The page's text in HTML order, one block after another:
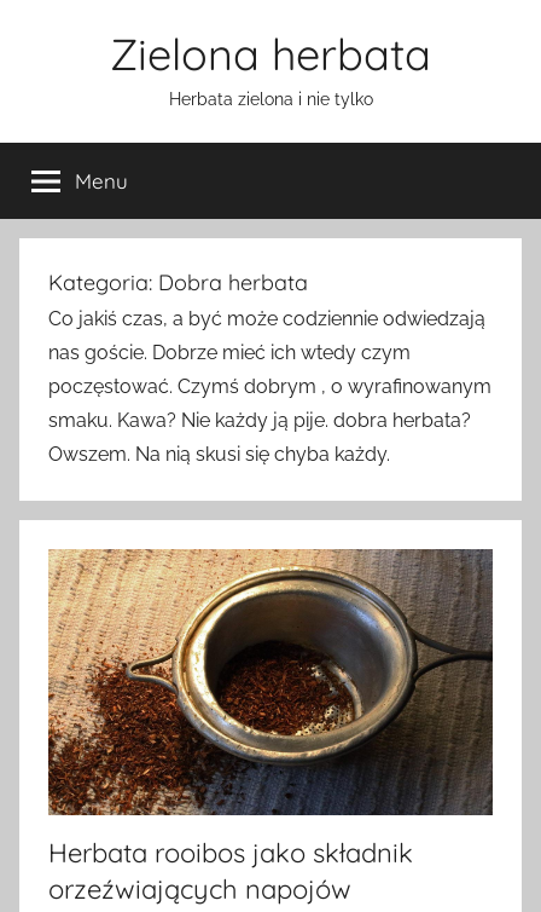
Zielona herbata
Herbata zielona i nie tylko
Menu
Kategoria: Dobra herbata
Co jakiś czas, a być może codziennie odwiedzają
nas goście. Dobrze mieć ich wtedy czym
poczęstować. Czymś dobrym , o wyrafinowanym
smaku. Kawa? Nie każdy ją pije. dobra herbata?
Owszem. Na nią skusi się chyba każdy.
Herbata rooibos jako składnik
orzeźwiających napojów